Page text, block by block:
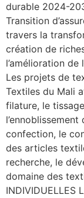
durable 2024-
Transition
travers la
création de
l’amélioration
Les projets de
Textiles du Mali
filature, le
confection, le
des articles
recherche, le
domaine des
INDIVIDUELLES